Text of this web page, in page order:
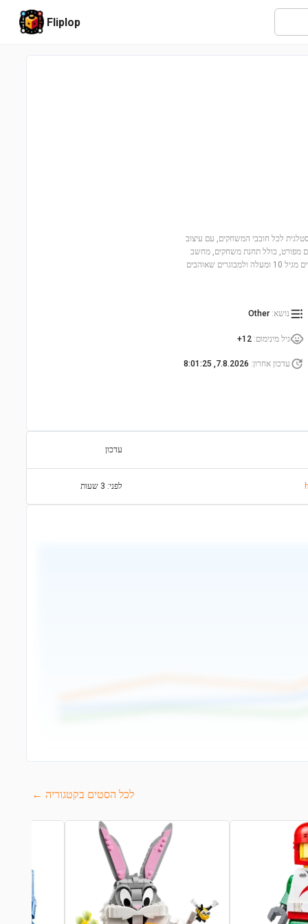
Fliplop
הזה מציע חוויה נוסטלגית לכל חובבי המשחקים, עם עיצוב
מפורט, כולל תחנת משחקים, מחשב
וספה, וגם דמות לגו עם אלמנט של שלט רחוק. עם 468 חלקים, זהו מתנה מושלמת לילדים מגיל 10 ומעלה ולמבוגרים שאוהבים
נושא:
Other
גיל מינימום:
12+
עדכון אחרון:
7.8.2026, 8:01:25
עדכון
לפני: 3 שעות
לכל הסטים בקטגוריה ←